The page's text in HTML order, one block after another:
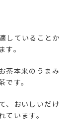
していることか
。
茶本来のうまみ
す。
、おいしいだけ
います。